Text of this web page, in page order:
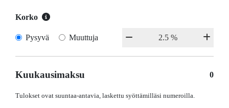
Korko
Pysyvä Muuttuja
Kuukausimaksu 0
Tulokset ovat suuntaa-antavia, laskettu syöttämilläsi numeroilla.